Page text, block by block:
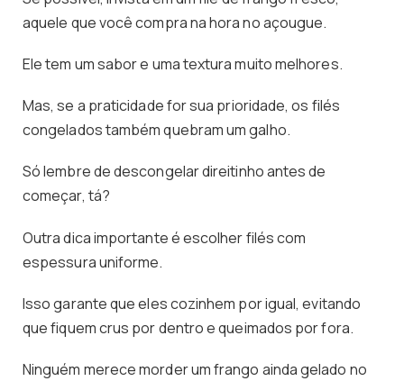
aquele que você compra na hora no açougue.
Ele tem um sabor e uma textura muito melhores.
Mas, se a praticidade for sua prioridade, os filés
congelados também quebram um galho.
Só lembre de descongelar direitinho antes de
começar, tá?
Outra dica importante é escolher filés com
espessura uniforme.
Isso garante que eles cozinhem por igual, evitando
que fiquem crus por dentro e queimados por fora.
Ninguém merece morder um frango ainda gelado no